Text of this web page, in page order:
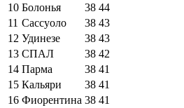
10 Болонья 38 44
11 Сассуоло 38 43
12 Удинезе 38 43
13 СПАЛ 38 42
14 Парма 38 41
15 Кальяри 38 41
16 Фиорентина 38 41